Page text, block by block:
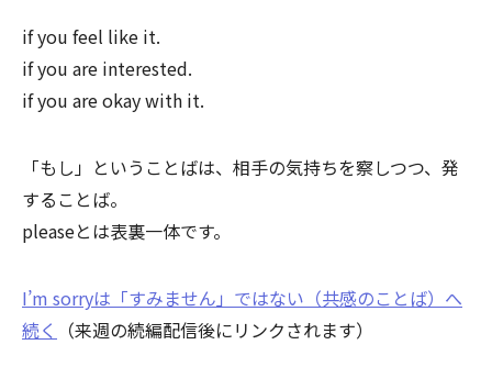
if you feel like it.
if you are interested.
if you are okay with it.
「もし」ということばは、相手の気持ちを察しつつ、発
することば。
pleaseとは表裏一体です。
I’m sorryは「すみません」ではない（共感のことば）へ
続く
（来週の続編配信後にリンクされます）